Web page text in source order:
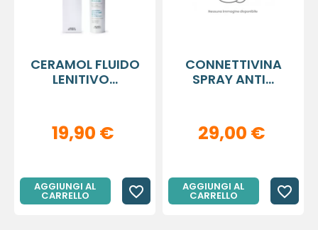
CERAMOL FLUIDO
LENITIVO...
19,90 €
AGGIUNGI AL
CARRELLO favorite_border
CONNETTIVINA
SPRAY ANTI...
29,00 €
AGGIUNGI AL
CARRELLO favorite_border